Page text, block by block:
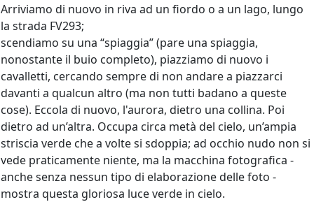
Arriviamo di nuovo in riva ad un fiordo o a un lago, lungo
la strada FV293;
scendiamo su una “spiaggia” (pare una spiaggia,
nonostante il buio completo), piazziamo di nuovo i
cavalletti, cercando sempre di non andare a piazzarci
davanti a qualcun altro (ma non tutti badano a queste
cose). Eccola di nuovo, l'aurora, dietro una collina. Poi
dietro ad un’altra. Occupa circa metà del cielo, un’ampia
striscia verde che a volte si sdoppia; ad occhio nudo non si
vede praticamente niente, ma la macchina fotografica -
anche senza nessun tipo di elaborazione delle foto -
mostra questa gloriosa luce verde in cielo.